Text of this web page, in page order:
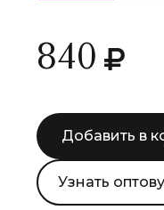
840
Добавить в
Узнать